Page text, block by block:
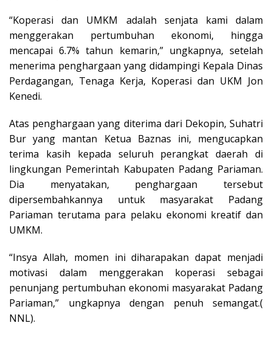
“Koperasi dan UMKM adalah senjata kami dalam
menggerakan pertumbuhan ekonomi, hingga
mencapai 6.7% tahun kemarin,” ungkapnya, setelah
menerima penghargaan yang didampingi Kepala Dinas
Perdagangan, Tenaga Kerja, Koperasi dan UKM Jon
Kenedi.
Atas penghargaan yang diterima dari Dekopin, Suhatri
Bur yang mantan Ketua Baznas ini, mengucapkan
terima kasih kepada seluruh perangkat daerah di
lingkungan Pemerintah Kabupaten Padang Pariaman.
Dia menyatakan, penghargaan tersebut
dipersembahkannya untuk masyarakat Padang
Pariaman terutama para pelaku ekonomi kreatif dan
UMKM.
“Insya Allah, momen ini diharapakan dapat menjadi
motivasi dalam menggerakan koperasi sebagai
penunjang pertumbuhan ekonomi masyarakat Padang
Pariaman,” ungkapnya dengan penuh semangat.(
NNL).